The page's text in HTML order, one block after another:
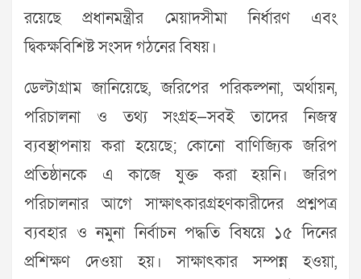
রয়েছে প্রধানমন্ত্রীর মেয়াদসীমা নির্ধারণ এবং
দ্বিকক্ষবিশিষ্ট সংসদ গঠনের বিষয়।
ডেল্টাগ্রাম জানিয়েছে, জরিপের পরিকল্পনা, অর্থায়ন,
পরিচালনা ও তথ্য সংগ্রহ—সবই তাদের নিজস্ব
ব্যবস্থাপনায় করা হয়েছে; কোনো বাণিজ্যিক জরিপ
প্রতিষ্ঠানকে এ কাজে যুক্ত করা হয়নি। জরিপ
পরিচালনার আগে সাক্ষাৎকারগ্রহণকারীদের প্রশ্নপত্র
ব্যবহার ও নমুনা নির্বাচন পদ্ধতি বিষয়ে ১৫ দিনের
প্রশিক্ষণ দেওয়া হয়। সাক্ষাৎকার সম্পন্ন হওয়া,